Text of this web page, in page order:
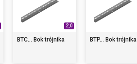
2,0
BTC... Bok trójnika BTP... Bok trójnika